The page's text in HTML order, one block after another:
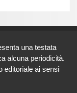
una testata
alcuna periodicità.
editoriale ai sensi